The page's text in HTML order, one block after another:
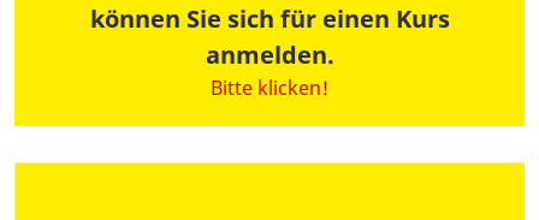
können Sie sich für einen Kurs
anmelden.
Bitte klicken!